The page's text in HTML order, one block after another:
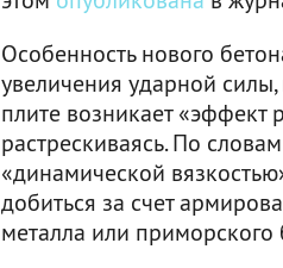
Особенность нового
увеличения ударной
плите возникает «эффект
растрескиваясь. По
«динамической
добиться за счет
металла или приморского